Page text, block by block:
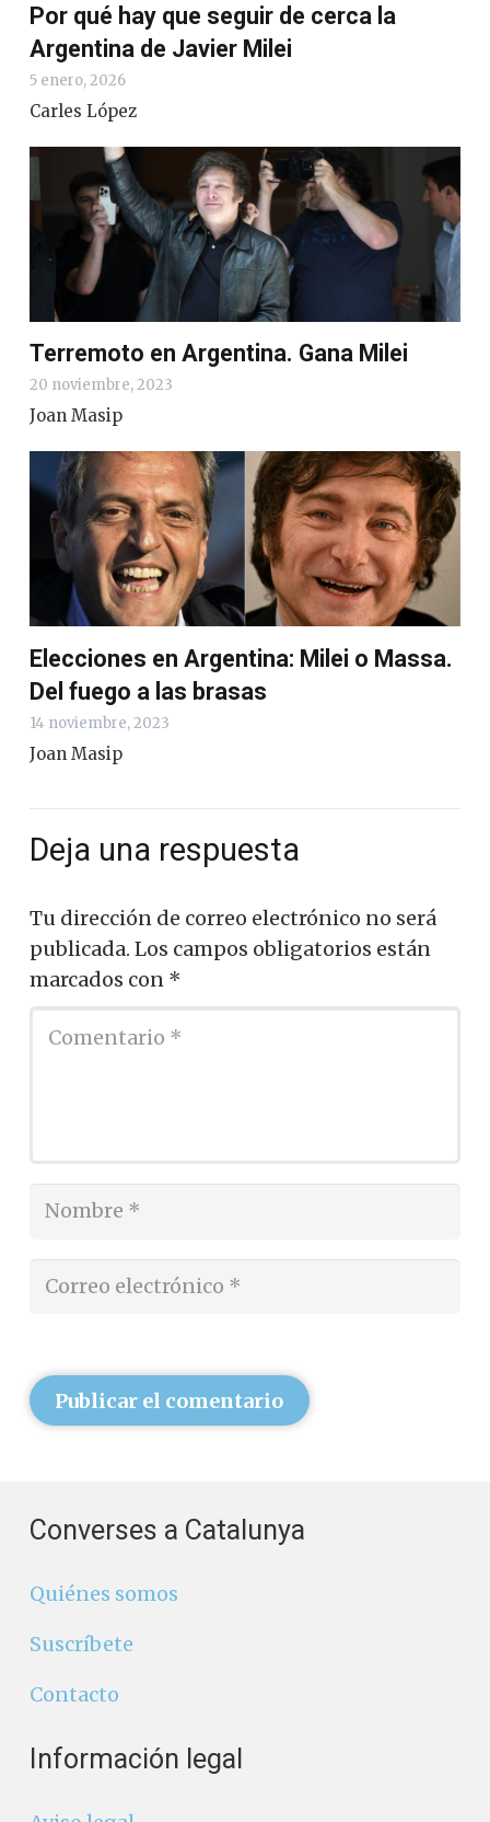
Por qué hay que seguir de cerca la
Argentina de Javier Milei
5 enero, 2026
Carles López
Terremoto en Argentina. Gana Milei
20 noviembre, 2023
Joan Masip
Elecciones en Argentina: Milei o Massa.
Del fuego a las brasas
14 noviembre, 2023
Joan Masip
Deja una respuesta
Tu dirección de correo electrónico no será
publicada. Los campos obligatorios están
marcados con *
Publicar el comentario
Converses a Catalunya
Quiénes somos
Suscríbete
Contacto
Información legal